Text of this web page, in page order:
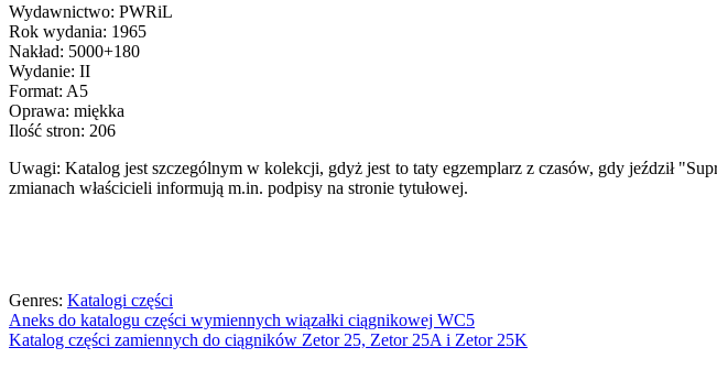
Wydawnictwo: PWRiL
Rok wydania: 1965
Nakład: 5000+180
Wydanie: II
Format: A5
Oprawa: miękka
Ilość stron: 206
Uwagi: Katalog jest szczególnym w kolekcji, gdyż jest to taty egzemplarz z czasów, gdy jeździł
zmianach właścicieli informują m.in. podpisy na stronie tytułowej.
Genres: Katalogi części
Nawigacja
wpisu
Aneks do katalogu części wymiennych wiązałki ciągnikowej WC5
Katalog części zamiennych do ciągników Zetor 25, Zetor 25A i Zetor 25K